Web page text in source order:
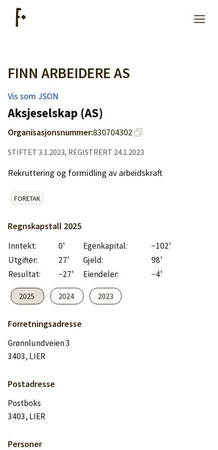
Artikler
Hjelp
Kjøpe lister
Priser
Logg inn
Lag konto
FINN ARBEIDERE AS
Vis som JSON
Aksjeselskap (AS)
Organisasjonsnummer:830704302
STIFTET 3.1.2023, REGISTRERT 24.1.2023
Rekruttering og formidling av arbeidskraft
FORETAK
Regnskapstall 2025
Inntekt: 0' Egenkapital:
−102'
Utgifter:
27' Gjeld:
98'
Resultat:
−27' Eiendeler: −4'
2025 2024 2023
Forretningsadresse
Grønnlundveien 3
3403, LIER
Postadresse
Postboks
3403, LIER
Personer